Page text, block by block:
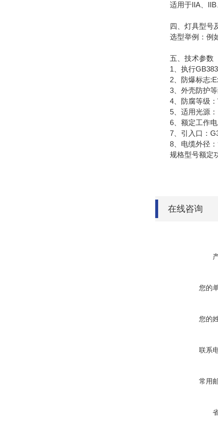
适用于IIA、IIB、
四、灯具型号
选型举例：例如
五、技术参数
1、执行
2、防爆标志
3、外壳防护等
4、防腐等级：
5、适用光源：
6、额定工作电
7、引入口：
8、电缆外径：
规格型号额定功
在线咨询
您的
您的
联系
常用